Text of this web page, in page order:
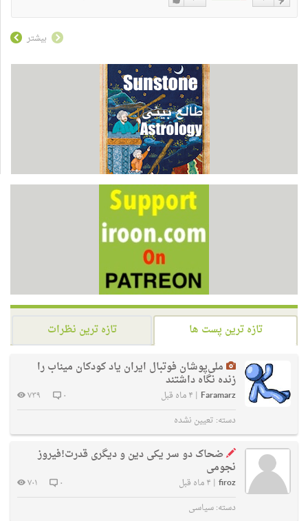
بیشتر
تازه ترین پست ها
تازه ترین نظرات
ملی‌پوشان فوتبال ایران یاد کودکان میناب را
زنده نگاه داشتند
Faramarz
| ۴ ماه قبل ۰
۷۳۹
دسته: تعیین نشده
ضحاک دو سر یکی دین و دیگری قدرت!فیروز
نجومی
firoz
| ۴ ماه قبل ۰
۷۰۱
دسته:سیاسی